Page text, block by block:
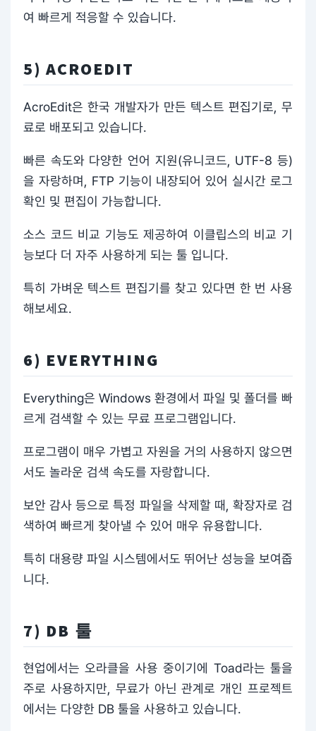
여 빠르게 적응할 수 있습니다.
5) ACROEDIT
AcroEdit은 한국 개발자가 만든 텍스트 편집기로, 무
료로 배포되고 있습니다.
빠른 속도와 다양한 언어 지원(유니코드, UTF-8 등)
을 자랑하며, FTP 기능이 내장되어 있어 실시간 로그
확인 및 편집이 가능합니다.
소스 코드 비교 기능도 제공하여 이클립스의 비교 기
능보다 더 자주 사용하게 되는 툴 입니다.
특히 가벼운 텍스트 편집기를 찾고 있다면 한 번 사용
해보세요.
6) EVERYTHING
Everything은 Windows 환경에서 파일 및 폴더를 빠
르게 검색할 수 있는 무료 프로그램입니다.
프로그램이 매우 가볍고 자원을 거의 사용하지 않으면
서도 놀라운 검색 속도를 자랑합니다.
보안 감사 등으로 특정 파일을 삭제할 때, 확장자로 검
색하여 빠르게 찾아낼 수 있어 매우 유용합니다.
특히 대용량 파일 시스템에서도 뛰어난 성능을 보여줍
니다.
7) DB 툴
현업에서는 오라클을 사용 중이기에 Toad라는 툴을
주로 사용하지만, 무료가 아닌 관계로 개인 프로젝트
에서는 다양한 DB 툴을 사용하고 있습니다.